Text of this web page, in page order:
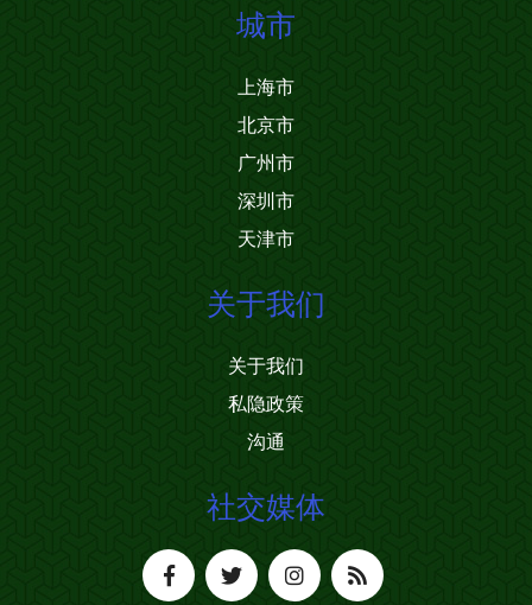
城市
上海市
北京市
广州市
深圳市
天津市
关于我们
关于我们
私隐政策
沟通
社交媒体